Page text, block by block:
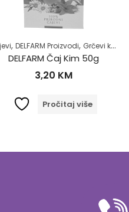
,DELFARM Proizvodi,Grčevi kod beba
DELFARM Čaj Kim 50g
3,20KM
Pročitaj više